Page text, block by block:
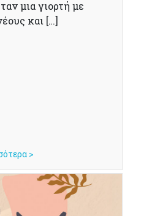
μια γιορτή με
και […]
>